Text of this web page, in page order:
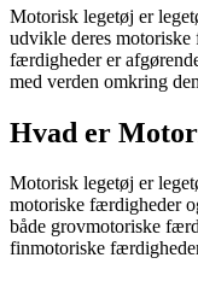
Motorisk legetøj er
udvikle deres
færdigheder er
med verden omkring
Hvad er
Motorisk legetøj er
motoriske færdigheder
både grovmotoriske
finmotoriske